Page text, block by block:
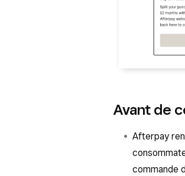
Avant de
Afterpay
commande